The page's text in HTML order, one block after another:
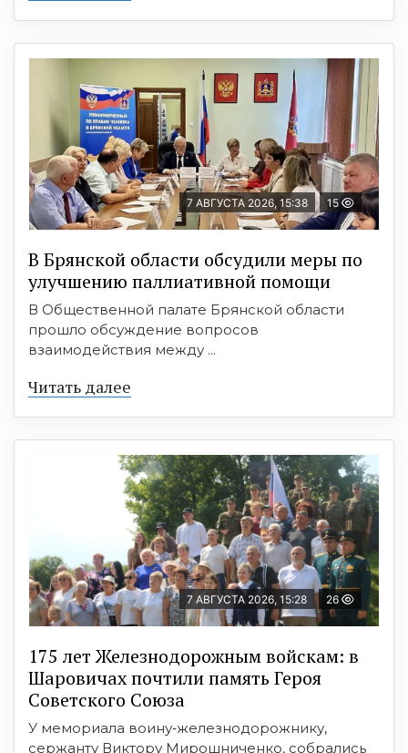
7 АВГУСТА 2026, 15:38 15
В Брянской области обсудили меры по
улучшению паллиативной помощи
В Общественной палате Брянской области
прошло обсуждение вопросов
взаимодействия между ...
Читать далее
7 АВГУСТА 2026, 15:28 26
175 лет Железнодорожным войскам: в
Шаровичах почтили память Героя
Советского Союза
У мемориала воину‑железнодорожнику,
сержанту Виктору Мирошниченко, собрались